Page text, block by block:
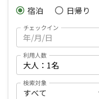
宿泊 日帰り
チェックイン
利用人数
検索対象